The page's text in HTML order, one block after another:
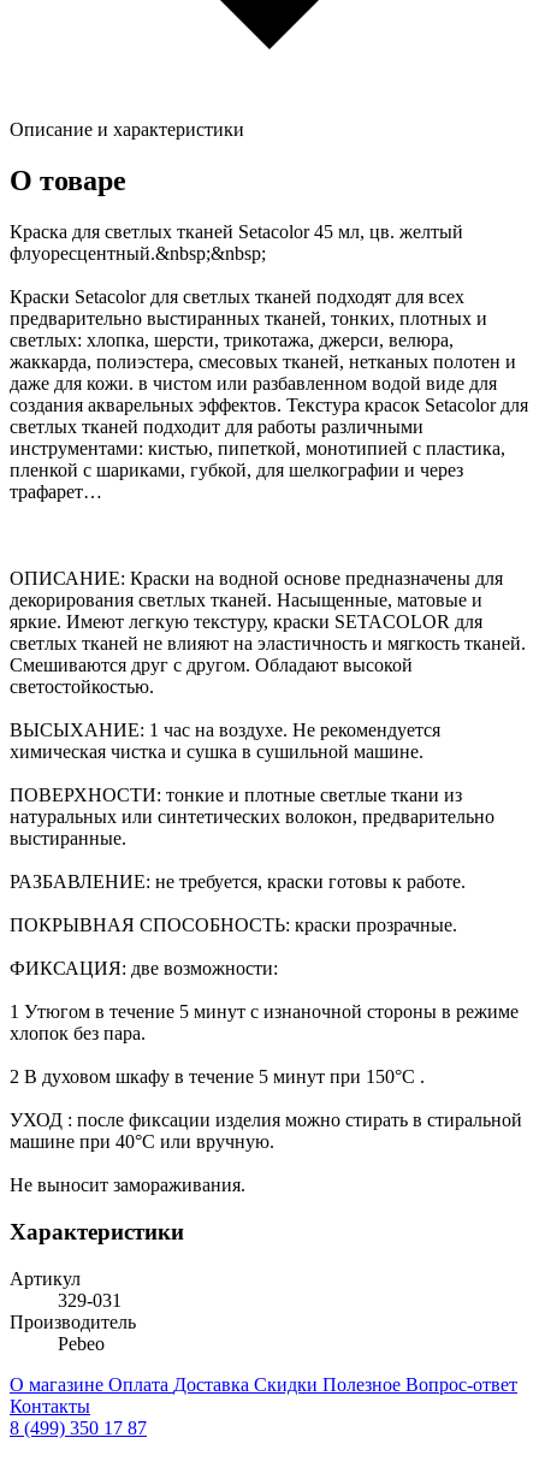
Описание и характеристики
О товаре
Краска для светлых тканей Setacolor 45 мл, цв. желтый
флуоресцентный.&nbsp;&nbsp;
Краски Setacolor для светлых тканей подходят для всех
предварительно выстиранных тканей, тонких, плотных и
светлых: хлопка, шерсти, трикотажа, джерси, велюра,
жаккарда, полиэстера, смесовых тканей, нетканых полотен и
даже для кожи. в чистом или разбавленном водой виде для
создания акварельных эффектов. Текстура красок Setacolor для
светлых тканей подходит для работы различными
инструментами: кистью, пипеткой, монотипией с пластика,
пленкой с шариками, губкой, для шелкографии и через
трафарет…
ОПИСАНИЕ: Краски на водной основе предназначены для
декорирования светлых тканей. Насыщенные, матовые и
яркие. Имеют легкую текстуру, краски SETACOLOR для
светлых тканей не влияют на эластичность и мягкость тканей.
Смешиваются друг с другом. Обладают высокой
светостойкостью.
ВЫСЫХАНИЕ: 1 час на воздухе. Не рекомендуется
химическая чистка и сушка в сушильной машине.
ПОВЕРХНОСТИ: тонкие и плотные светлые ткани из
натуральных или синтетических волокон, предварительно
выстиранные.
РАЗБАВЛЕНИЕ: не требуется, краски готовы к работе.
ПОКРЫВНАЯ СПОСОБНОСТЬ: краски прозрачные.
ФИКСАЦИЯ: две возможности:
1 Утюгом в течение 5 минут с изнаночной стороны в режиме
хлопок без пара.
2 В духовом шкафу в течение 5 минут при 150°C .
УХОД : после фиксации изделия можно стирать в стиральной
машине при 40°C или вручную.
Не выносит замораживания.
Характеристики
Артикул
329-031
Производитель
Pebeo
О магазине Оплата Доставка Скидки Полезное Вопрос-ответ
Контакты
8 (499) 350 17 87